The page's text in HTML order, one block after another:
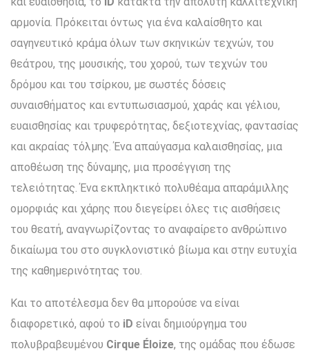
αρμονία. Πρόκειται όντως για ένα καλαίσθητο και
σαγηνευτικό κράμα όλων των σκηνικών τεχνών, του
θεάτρου, της μουσικής, του χορού, των τεχνών του
δρόμου και του τσίρκου, με σωστές δόσεις
συναισθήματος και εντυπωσιασμού, χαράς και γέλιου,
ευαισθησίας και τρυφερότητας, δεξιοτεχνίας, φαντασίας
και ακραίας τόλμης. Ένα απαύγασμα καλαισθησίας, μια
αποθέωση της δύναμης, μια προσέγγιση της
τελειότητας. Ένα εκπληκτικό πολυθέαμα απαράμιλλης
ομορφιάς και χάρης που διεγείρει όλες τις αισθήσεις
του θεατή, αναγνωρίζοντας το αναφαίρετο ανθρώπινο
δικαίωμα του στο συγκλονιστικό βίωμα και στην ευτυχία
της καθημερινότητας του.
Και το αποτέλεσμα δεν θα μπορούσε να είναι
διαφορετικό, αφού το iD είναι δημιούργημα του
πολυβραβευμένου Cirque Éloize, της ομάδας που έδωσε